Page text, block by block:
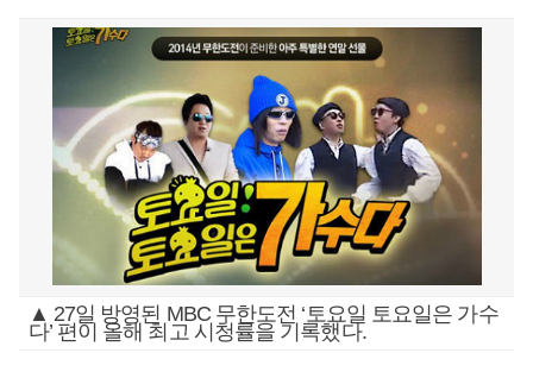
▲ 27일 방영된 MBC 무한도전 ‘토요일 토요일은 가수
다’ 편이 올해 최고 시청률을 기록했다.